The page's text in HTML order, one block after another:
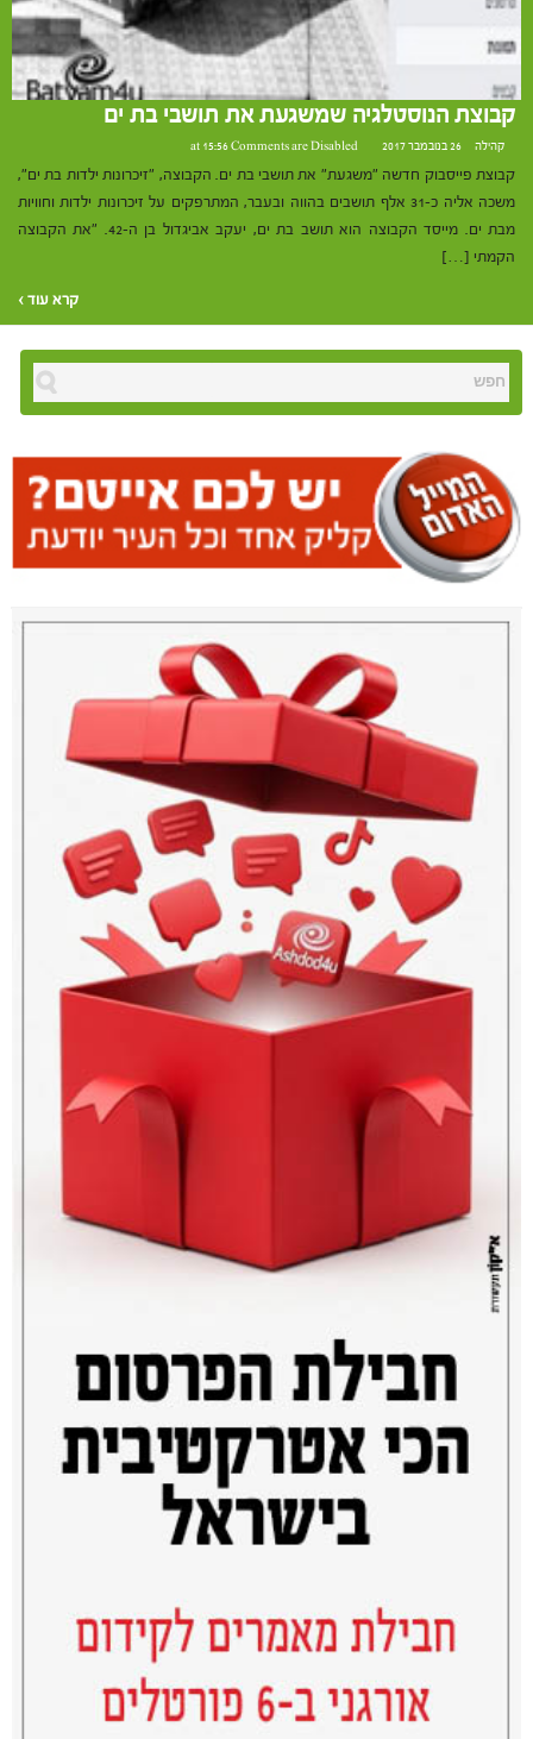
קבוצת הנוסטלגיה שמשגעת את תושבי בת ים
קהילה 26 בנובמבר 2017 at 15:56 Comments are Disabled
קבוצת פייסבוק חדשה "משגעת" את תושבי בת ים. הקבוצה, "זיכרונות ילדות בת ים",
משכה אליה כ-31 אלף תושבים בהווה ובעבר, המתרפקים על זיכרונות ילדות וחוויות
מבת ים. מייסד הקבוצה הוא תושב בת ים, יעקב אביגדול בן ה-42. "את הקבוצה
הקמתי […]
קרא עוד ›